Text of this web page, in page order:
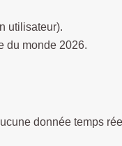
utilisateur).
du monde 2026.
donnée temps